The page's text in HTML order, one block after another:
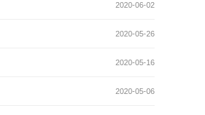
2020-06-02
2020-05-26
2020-05-16
2020-05-06